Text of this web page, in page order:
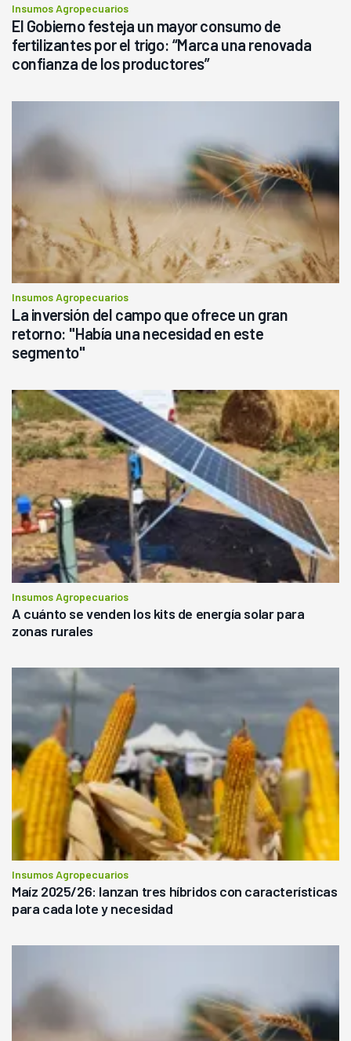
Insumos Agropecuarios
El Gobierno festeja un mayor consumo de
fertilizantes por el trigo: “Marca una renovada
confianza de los productores”
Insumos Agropecuarios
La inversión del campo que ofrece un gran
retorno: "Había una necesidad en este
segmento"
Insumos Agropecuarios
A cuánto se venden los kits de energía solar para
zonas rurales
Insumos Agropecuarios
Maíz 2025/26: lanzan tres híbridos con características
para cada lote y necesidad